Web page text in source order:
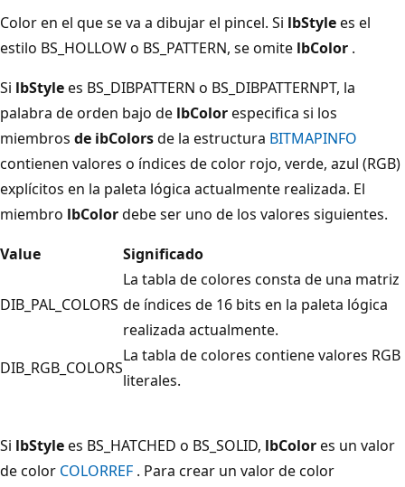
Color en el que se va a dibujar el pincel. Si lbStylees el
estilo BS_HOLLOW o BS_PATTERN, se omite lbColor .
Si lbStylees BS_DIBPATTERN o BS_DIBPATTERNPT, la
palabra de orden bajo de lbColorespecifica si los
miembros de ibColorsde la estructura BITMAPINFO
contienen valores o índices de color rojo, verde, azul (RGB)
explícitos en la paleta lógica actualmente realizada. El
miembro lbColordebe ser uno de los valores siguientes.
Value
Significado
DIB_PAL_COLORS
La tabla de colores consta de una matriz
de índices de 16 bits en la paleta lógica
realizada actualmente.
DIB_RGB_COLORS
La tabla de colores contiene valores RGB
literales.
Si lbStylees BS_HATCHED o BS_SOLID, lbColores un valor
de color COLORREF . Para crear un valor de color